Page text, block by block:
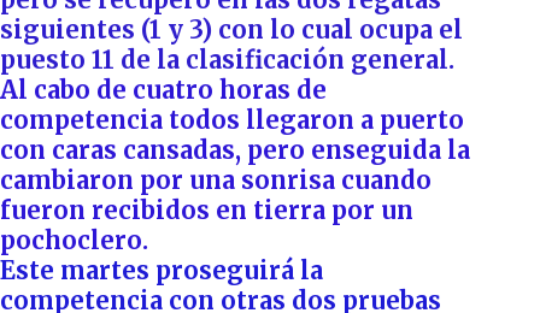
siguientes (1 y 3) con lo cual ocupa el
puesto 11 de la clasificación general.
Al cabo de cuatro horas de
competencia todos llegaron a puerto
con caras cansadas, pero enseguida la
cambiaron por una sonrisa cuando
fueron recibidos en tierra por un
pochoclero.
Este martes proseguirá la
competencia con otras dos pruebas